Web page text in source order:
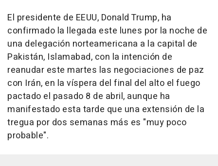
El presidente de EEUU, Donald Trump, ha
confirmado la llegada este lunes por la noche de
una delegación norteamericana a la capital de
Pakistán, Islamabad, con la intención de
reanudar este martes las negociaciones de paz
con Irán, en la víspera del final del alto el fuego
pactado el pasado 8 de abril, aunque ha
manifestado esta tarde que una extensión de la
tregua por dos semanas más es "muy poco
probable".